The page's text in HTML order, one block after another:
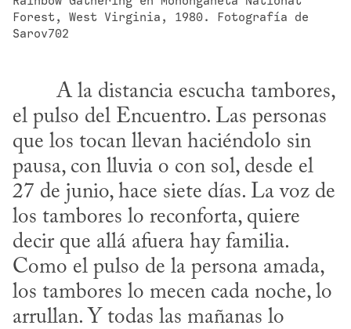
Forest, West Virginia, 1980. Fotografía de
Sarov702
el pulso del Encuentro. Las personas
que los tocan llevan haciéndolo sin
pausa, con lluvia o con sol, desde el
27 de junio, hace siete días. La voz de
los tambores lo reconforta, quiere
decir que allá afuera hay familia.
Como el pulso de la persona amada,
los tambores lo mecen cada noche, lo
arrullan. Y todas las mañanas lo